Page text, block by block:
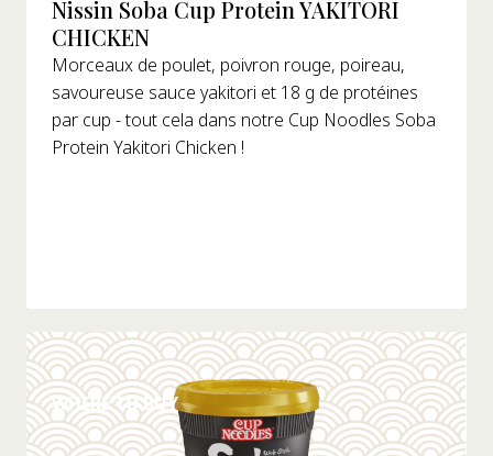
Nissin Soba Cup Protein YAKITORI
CHICKEN
Morceaux de poulet, poivron rouge, poireau,
savoureuse sauce yakitori et 18 g de protéines
par cup - tout cela dans notre Cup Noodles Soba
Protein Yakitori Chicken !
WHERE TO BUY
DÉTAILS